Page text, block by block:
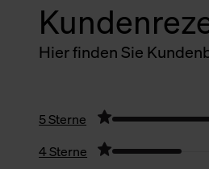
Hier finden Sie
5 Sterne
4 Sterne